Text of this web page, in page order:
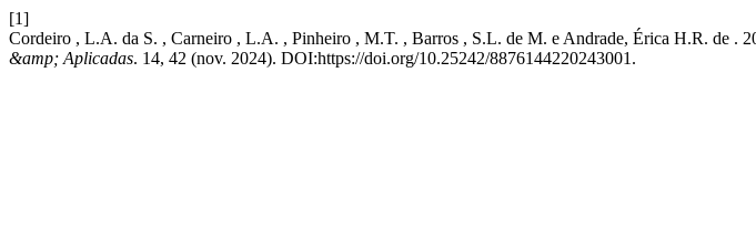
[1]
Cordeiro , L.A. da S. , Carneiro , L.A. , Pinheiro , M.T. , Barros , S.L. de M. e Andrade, Érica H.R. de .
&amp; Aplicadas. 14, 42 (nov. 2024). DOI:https://doi.org/10.25242/8876144220243001.